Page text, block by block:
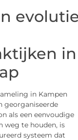
in
in Kampen
georganiseerde
als een eenvoudige
weg te houden, is
systeem dat